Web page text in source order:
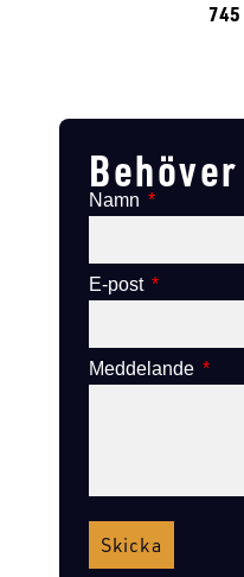
745
Namn
E-post
Meddelande
Skicka